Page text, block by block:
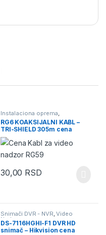
Instalaciona oprema
instalaciona oprema za video
nadzor,Kablovi,Kablovi za
video nadzor ,Video Nadzor
RG6 KOAKSIJALNI KABL –
TRI-SHIELD 305m cena
30,00 RSD
Snimači DVR - NVR,Video
Nadzor
DS-7116HGHI-F1 DVR HD
snimač – Hikvision cena